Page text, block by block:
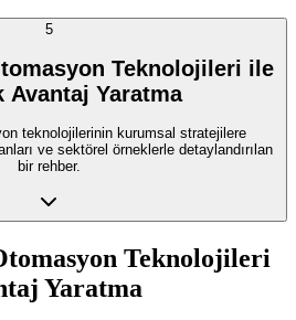
5
Teknolojileri ile
Avantaj Yaratma
teknolojilerinin kurumsal stratejilere
ve sektörel örneklerle detaylandırılan
bir rehber.
Teknolojileri
Yaratma